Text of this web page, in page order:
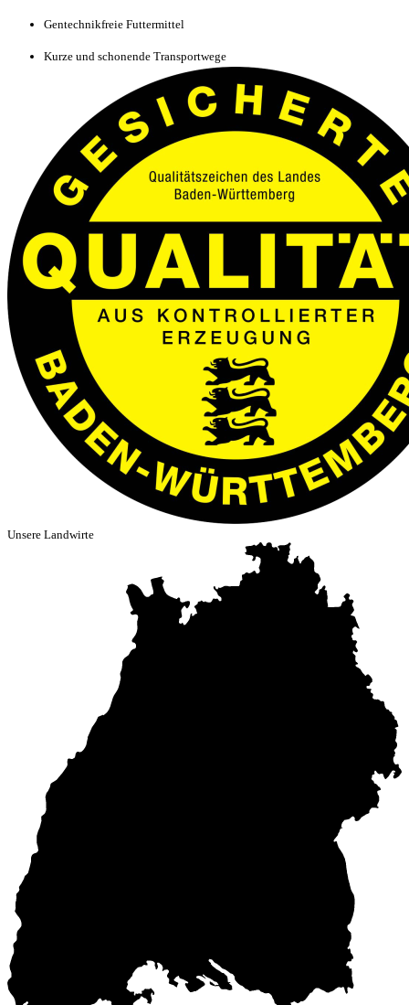
Gentechnikfreie Futtermittel
Kurze und schonende Transportwege
Unsere Landwirte